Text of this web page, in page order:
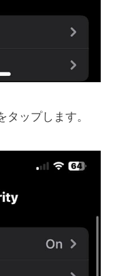
タップします。